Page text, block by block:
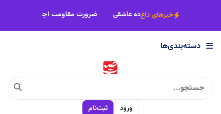
×
دسته‌بندی‌ها
اجتماعی
خبرهای داغبیش از 2هزار زائر فیروزه‌ای راهی جاده عاشقی ضرورت مقاومت
دسته‌بندی‌ها
ورود ثبت‌نام